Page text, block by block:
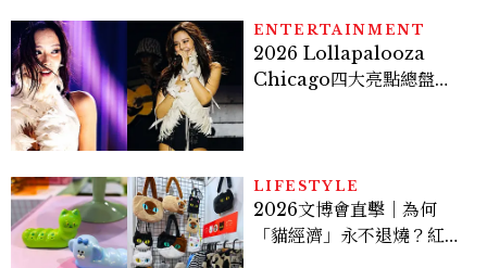
ENTERTAINMENT
2026 Lollapalooza
Chicago四大亮點總盤
LIFESTYLE
2026文博會直擊｜為何
「貓經濟」永不退燒？紅到